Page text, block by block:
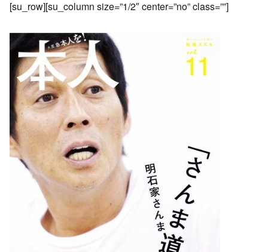
[su_row][su_column size=”1/2″ center=”no” class=””]